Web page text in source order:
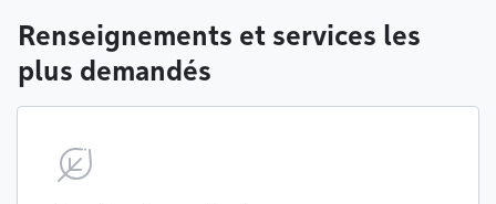
Renseignements et services les
plus demandés